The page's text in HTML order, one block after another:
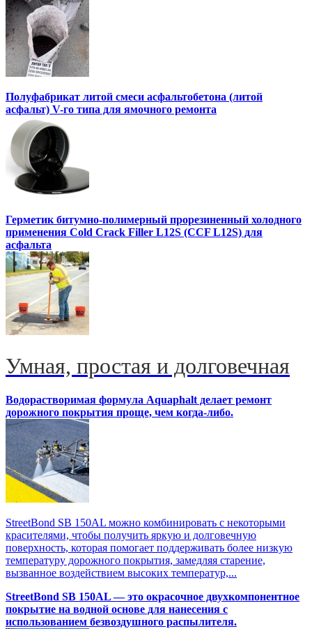
Полуфабрикат литой смеси асфальтобетона (литой
асфальт) V-го типа для ямочного ремонта
Герметик битумно-полимерный прорезиненный холодного
применения Cold Crack Filler L12S (ССF L12S) для
асфальта
Умная, простая и долговечная
Водорастворимая формула Aquaphalt делает ремонт
дорожного покрытия проще, чем когда-либо.
StreetBond SB 150AL можно комбинировать с некоторыми
красителями, чтобы получить яркую и долговечную
поверхность, которая помогает поддерживать более низкую
температуру дорожного покрытия, замедляя старение,
вызванное воздействием высоких температур,...
StreetBond SB 150AL — это окрасочное двухкомпонентное
покрытие на водной основе для нанесения с
использованием безвоздушного распылителя.